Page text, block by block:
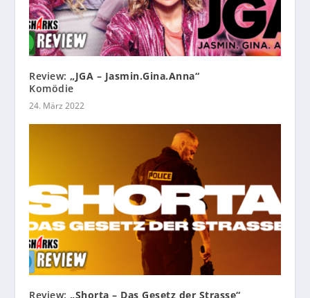
Review: „JGA – Jasmin.Gina.Anna“
Komödie
24. März 2022
Review: „Shorta – Das Gesetz der Strasse“